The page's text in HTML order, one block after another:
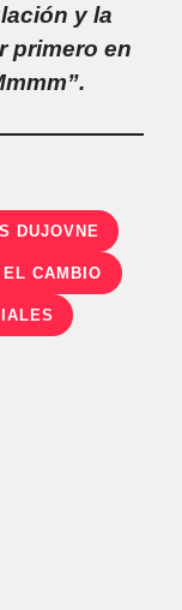
y la
primero en
DUJOVNE
CAMBIO